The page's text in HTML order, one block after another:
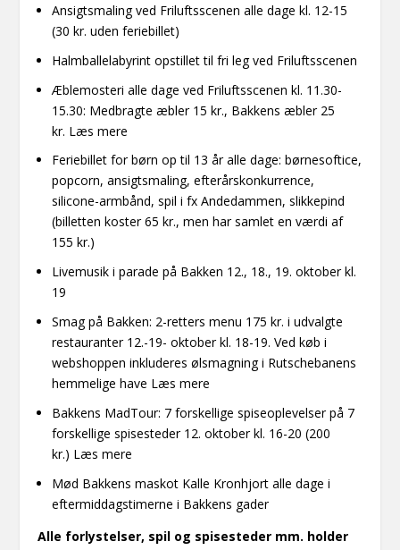
Ansigtsmaling ved Friluftsscenen alle dage kl. 12-15
(30 kr. uden feriebillet)
Halmballelabyrint opstillet til fri leg ved Friluftsscenen
Æblemosteri alle dage ved Friluftsscenen kl. 11.30-
15.30: Medbragte æbler 15 kr., Bakkens æbler 25
kr. Læs mere
Feriebillet for børn op til 13 år alle dage: børnesoftice,
popcorn, ansigtsmaling, efterårskonkurrence,
silicone-armbånd, spil i fx Andedammen, slikkepind
(billetten koster 65 kr., men har samlet en værdi af
155 kr.)
Livemusik i parade på Bakken 12., 18., 19. oktober kl.
19
Smag på Bakken: 2-retters menu 175 kr. i udvalgte
restauranter 12.-19- oktober kl. 18-19. Ved køb i
webshoppen inkluderes ølsmagning i Rutschebanens
hemmelige have Læs mere
Bakkens MadTour: 7 forskellige spiseoplevelser på 7
forskellige spisesteder 12. oktober kl. 16-20 (200
kr.) Læs mere
Mød Bakkens maskot Kalle Kronhjort alle dage i
eftermiddagstimerne i Bakkens gader
Alle forlystelser, spil og spisesteder mm. holder